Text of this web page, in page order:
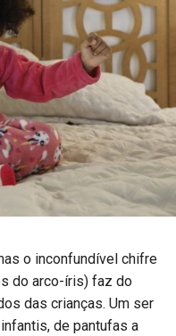
o inconfundível chifre
do arco-íris) faz do
das crianças. Um ser
de pantufas a